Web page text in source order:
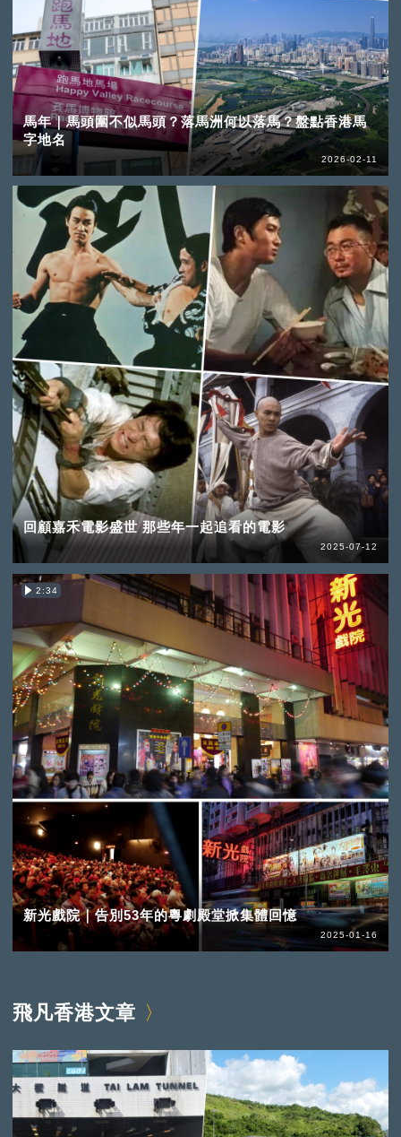
馬年｜馬頭圍不似馬頭？落馬洲何以落馬？盤點香港馬
字地名
2026-02-11
回顧嘉禾電影盛世 那些年一起追看的電影
2025-07-12
2:34
新光戲院｜告別53年的粵劇殿堂掀集體回憶
2025-01-16
飛凡香港文章